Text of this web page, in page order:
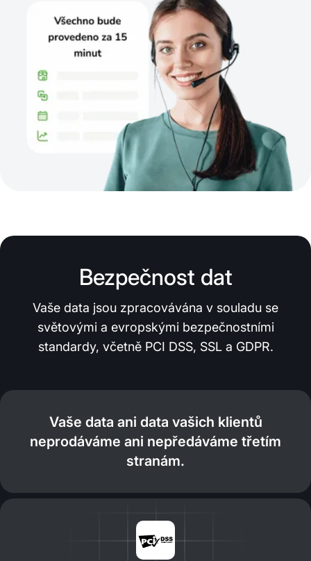
Bezpečnost dat
Vaše data jsou zpracovávána v souladu se
světovými a evropskými bezpečnostními
standardy, včetně PCI DSS, SSL a GDPR.
Vaše data ani data vašich klientů
neprodáváme ani nepředáváme třetím
stranám.